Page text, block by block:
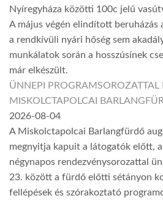
Nyíregyháza közötti 100c jelű
A május végén elindított beruházás
a rendkívüli nyári hőség sem
munkálatok során a hosszúsínek
már elkészült.
ÜNNEPI PROGRAMSOROZATTAL
MISKOLCTAPOLCAI
2026-08-04
A Miskolctapolcai Barlangfürdő
megnyitja kapuit a látogatók előtt,
négynapos rendezvénysorozattal
23. között a fürdő előtti sétányon
fellépések és szórakoztató